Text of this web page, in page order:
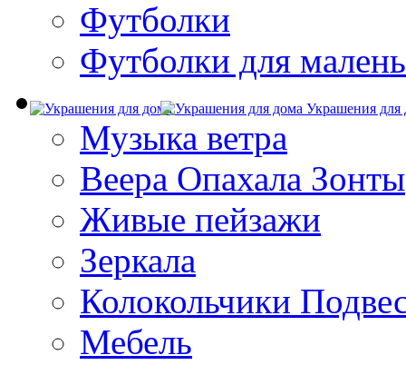
Футболки
Футболки для
Украшения для
Музыка ветра
Веера Опахала Зонты
Живые пейзажи
Зеркала
Колокольчики
Мебель